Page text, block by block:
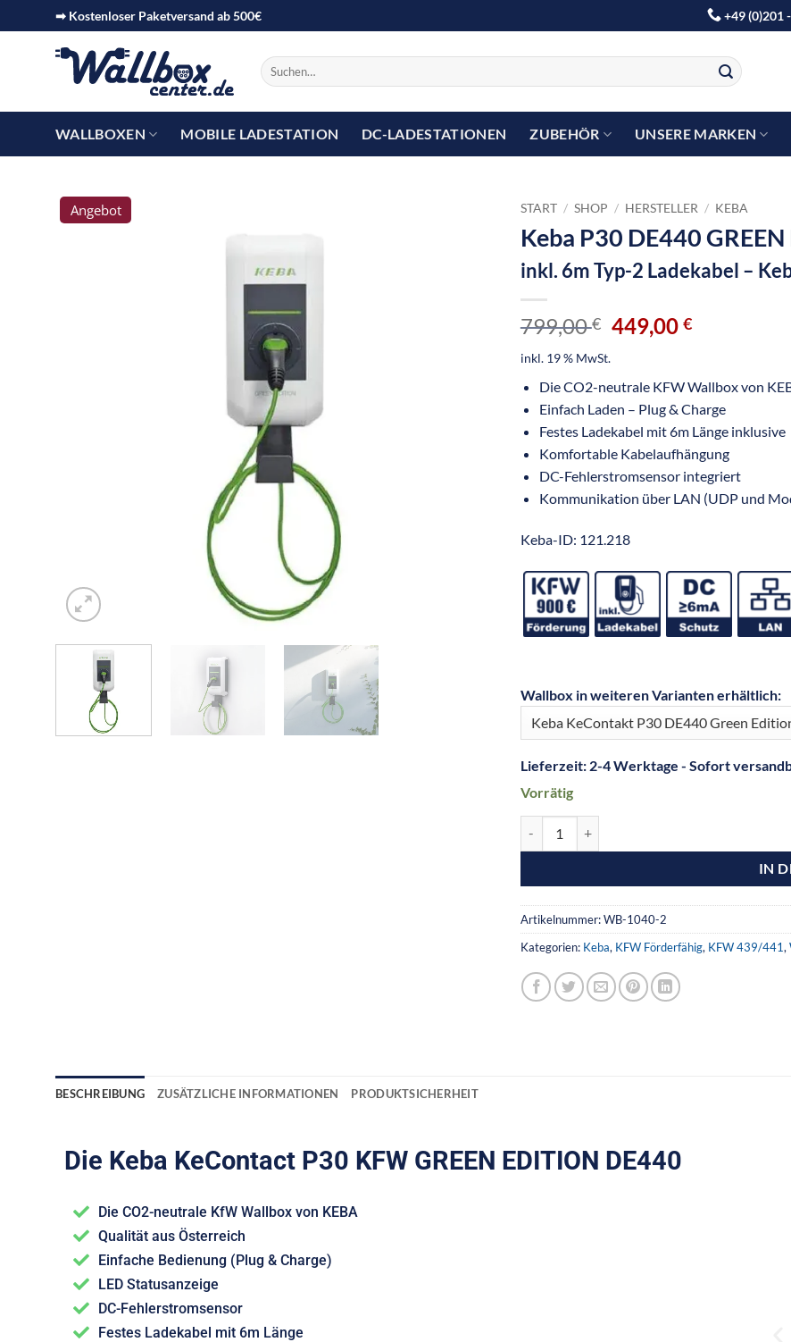
➡ Kostenloser Paketversand ab 500€ +49 (0)201
WALLBOXEN MOBILE LADESTATION DC-LADESTATIONEN ZUBEHÖR UNSERE MARKEN
Angebot START / SHOP / HERSTELLER / KEBA
Keba P30 DE440
inkl. 6m Typ-2 Ladekabel –
799,00€ 449,00€
inkl. 19 % MwSt.
Die CO2-neutrale KFW Wallbox von
Einfach Laden – Plug & Charge
Festes Ladekabel mit 6m Länge inklusive
Komfortable Kabelaufhängung
DC-Fehlerstromsensor integriert
Kommunikation über LAN (UDP und
Keba-ID: 121.218
Wallbox in weiteren Varianten erhältlich:
Lieferzeit: 2-4 Werktage - Sofort
Vorrätig
IN
Artikelnummer:WB-1040-2
Kategorien: Keba, KFW Förderfähig, KFW 439/441,
BESCHREIBUNG ZUSÄTZLICHE INFORMATIONEN PRODUKTSICHERHEIT
Die Keba KeContact P30 KFW GREEN EDITION DE440
Die CO2-neutrale KfW Wallbox von KEBA
Qualität aus Österreich
Einfache Bedienung (Plug & Charge)
LED Statusanzeige
DC-Fehlerstromsensor
Festes Ladekabel mit 6m Länge